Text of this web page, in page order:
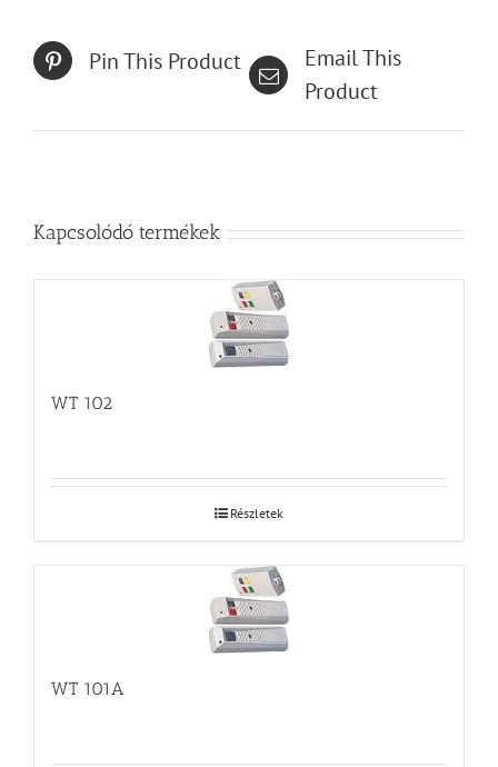
Pin This Product
Email This
Product
Kapcsolódó termékek
WT 102
Részletek
WT 101A